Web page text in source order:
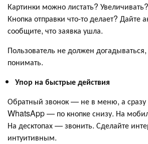
Картинки можно листать?
Кнопка отправки что-то делает? Дайте
сообщите, что заявка ушла.
Пользователь не должен
понимать.
Упор на быстрые действия
Обратный звонок — не в меню, а сразу
WhatsApp — по кнопке снизу. На
На десктопах — звонить. Сделайте
интуитивным.